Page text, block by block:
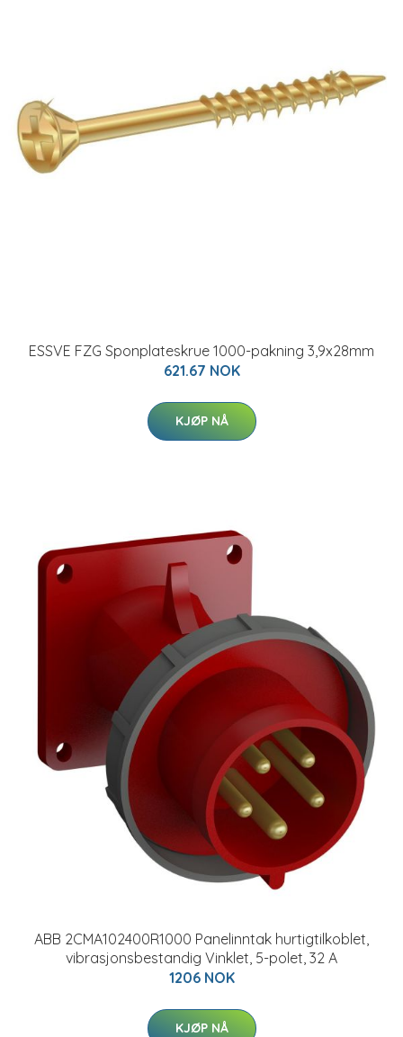
ESSVE FZG Sponplateskrue 1000-pakning 3,9x28mm
621.67 NOK
KJØP NÅ
ABB 2CMA102400R1000 Panelinntak hurtigtilkoblet,
vibrasjonsbestandig Vinklet, 5-polet, 32 A
1206 NOK
KJØP NÅ